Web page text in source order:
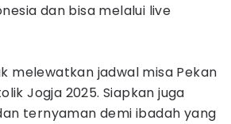
dan bisa melalui live
melewatkan jadwal misa Pekan
Jogja 2025. Siapkan juga
ternyaman demi ibadah yang